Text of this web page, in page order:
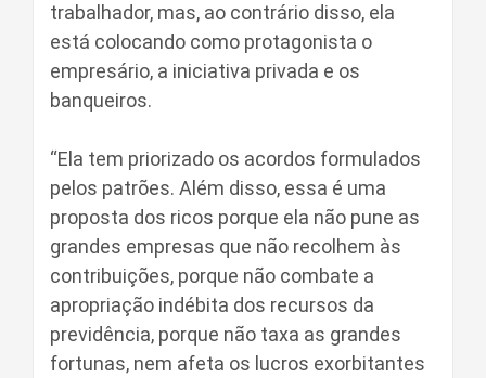
trabalhador, mas, ao contrário disso, ela
está colocando como protagonista o
empresário, a iniciativa privada e os
banqueiros.
“Ela tem priorizado os acordos formulados
pelos patrões. Além disso, essa é uma
proposta dos ricos porque ela não pune as
grandes empresas que não recolhem às
contribuições, porque não combate a
apropriação indébita dos recursos da
previdência, porque não taxa as grandes
fortunas, nem afeta os lucros exorbitantes